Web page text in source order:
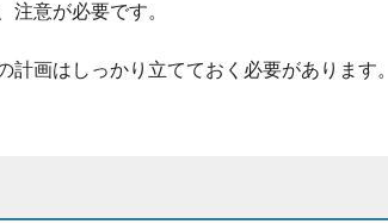
意が必要です。
画はしっかり立てておく必要があります。